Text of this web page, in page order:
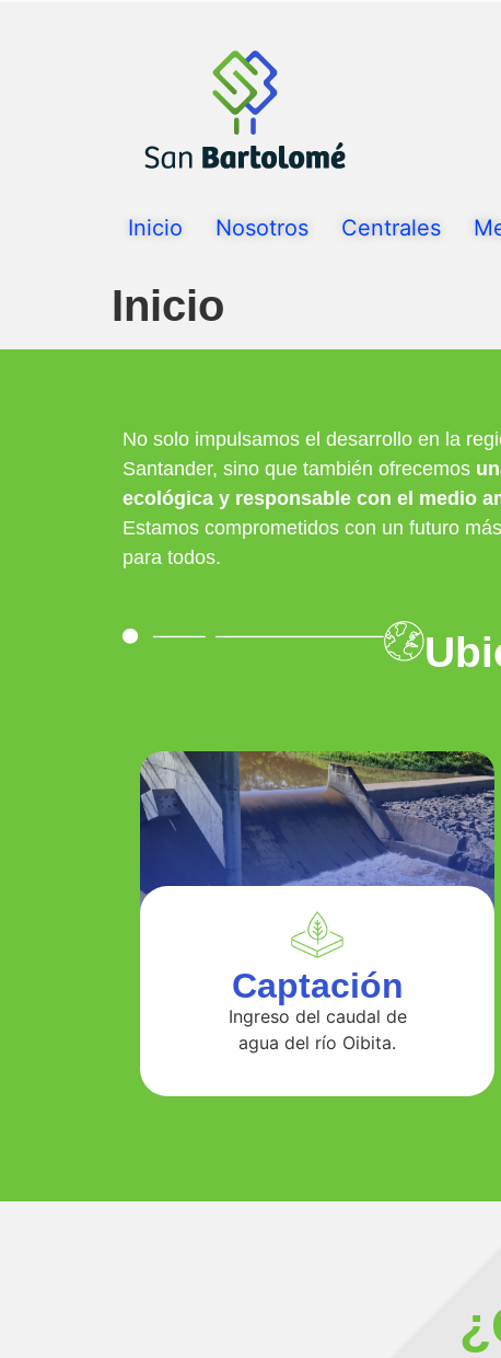
Inicio Nosotros Centrales
Inicio
No solo impulsamos el desarrollo en la
Santander, sino que también ofrecemos
ecológica y responsable con el medio
Estamos comprometidos con un futuro
para todos.
Captación
Ingreso del caudal de
agua del río Oibita.